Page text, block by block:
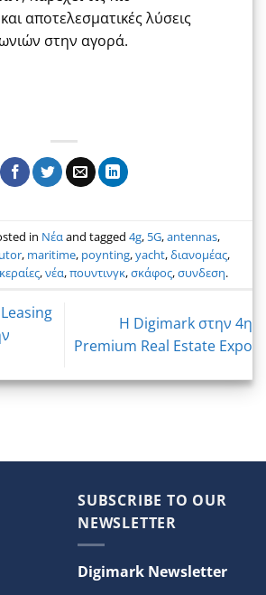
αποτελεσματικές λύσεις
στην αγορά.
in Νέαand tagged 4g, 5G,antennas,
, maritime, poynting,yacht,διανομέας,
κεραίες,νέα,πουντινγκ,σκάφος,συνδεση.
Leasing
Η Digimark στην 4η
Premium Real Estate Expo
SUBSCRIBE TO OUR
NEWSLETTER
Digimark Newsletter